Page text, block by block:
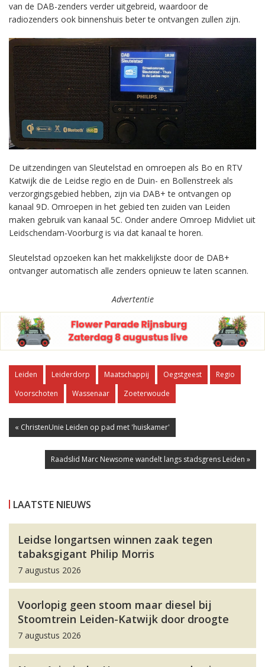
van de DAB-zenders verder uitgebreid, waardoor de
radiozenders ook binnenshuis beter te ontvangen zullen zijn.
De uitzendingen van Sleutelstad en omroepen als Bo en RTV
Katwijk die de Leidse regio en de Duin- en Bollenstreek als
verzorgingsgebied hebben, zijn via DAB+ te ontvangen op
kanaal 9D. Omroepen in het gebied ten zuiden van Leiden
maken gebruik van kanaal 5C. Onder andere Omroep Midvliet uit
Leidschendam-Voorburg is via dat kanaal te horen.
Sleutelstad opzoeken kan het makkelijkste door de DAB+
ontvanger automatisch alle zenders opnieuw te laten scannen.
Advertentie
Leiden Leiderdorp Maatschappij Oegstgeest
Regio
Voorschoten
Wassenaar Zoeterwoude
« ChristenUnie Leiden op pad met 'huiskamer'
Raadslid Marc Newsome wandelt langs stadsgrens Leiden »
LAATSTE NIEUWS
Leidse longartsen winnen zaak tegen
tabaksgigant Philip Morris
7 augustus 2026
Voorlopig geen stoom maar diesel bij
Stoomtrein Leiden-Katwijk door droogte
7 augustus 2026